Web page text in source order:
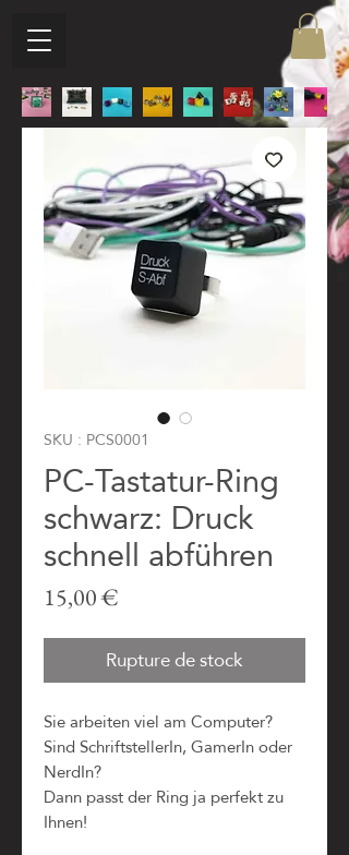
SKU : PCS0001
PC-Tastatur-Ring
schwarz: Druck
schnell abführen
15,00 €
Rupture de stock
Sie arbeiten viel am Computer?
Sind SchriftstellerIn, GamerIn oder
NerdIn?
Dann passt der Ring ja perfekt zu
Ihnen!